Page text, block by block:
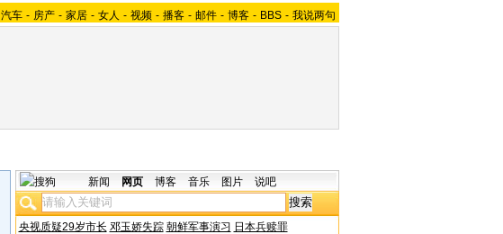
汽车 - 房产 - 家居 - 女人 - 视频 - 播客 - 邮件 - 博客 - BBS - 我说两句
新闻 网页 博客 音乐 图片 说吧
央视质疑29岁市长 邓玉娇失踪 朝鲜军事演习 日本兵赎罪